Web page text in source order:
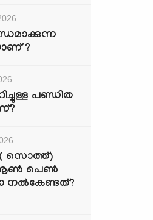
?
പണ്ഡിത
( സൊത്ത്)
ആണ്‍ പെണ്‍
നല്‍കേണ്ടത്?